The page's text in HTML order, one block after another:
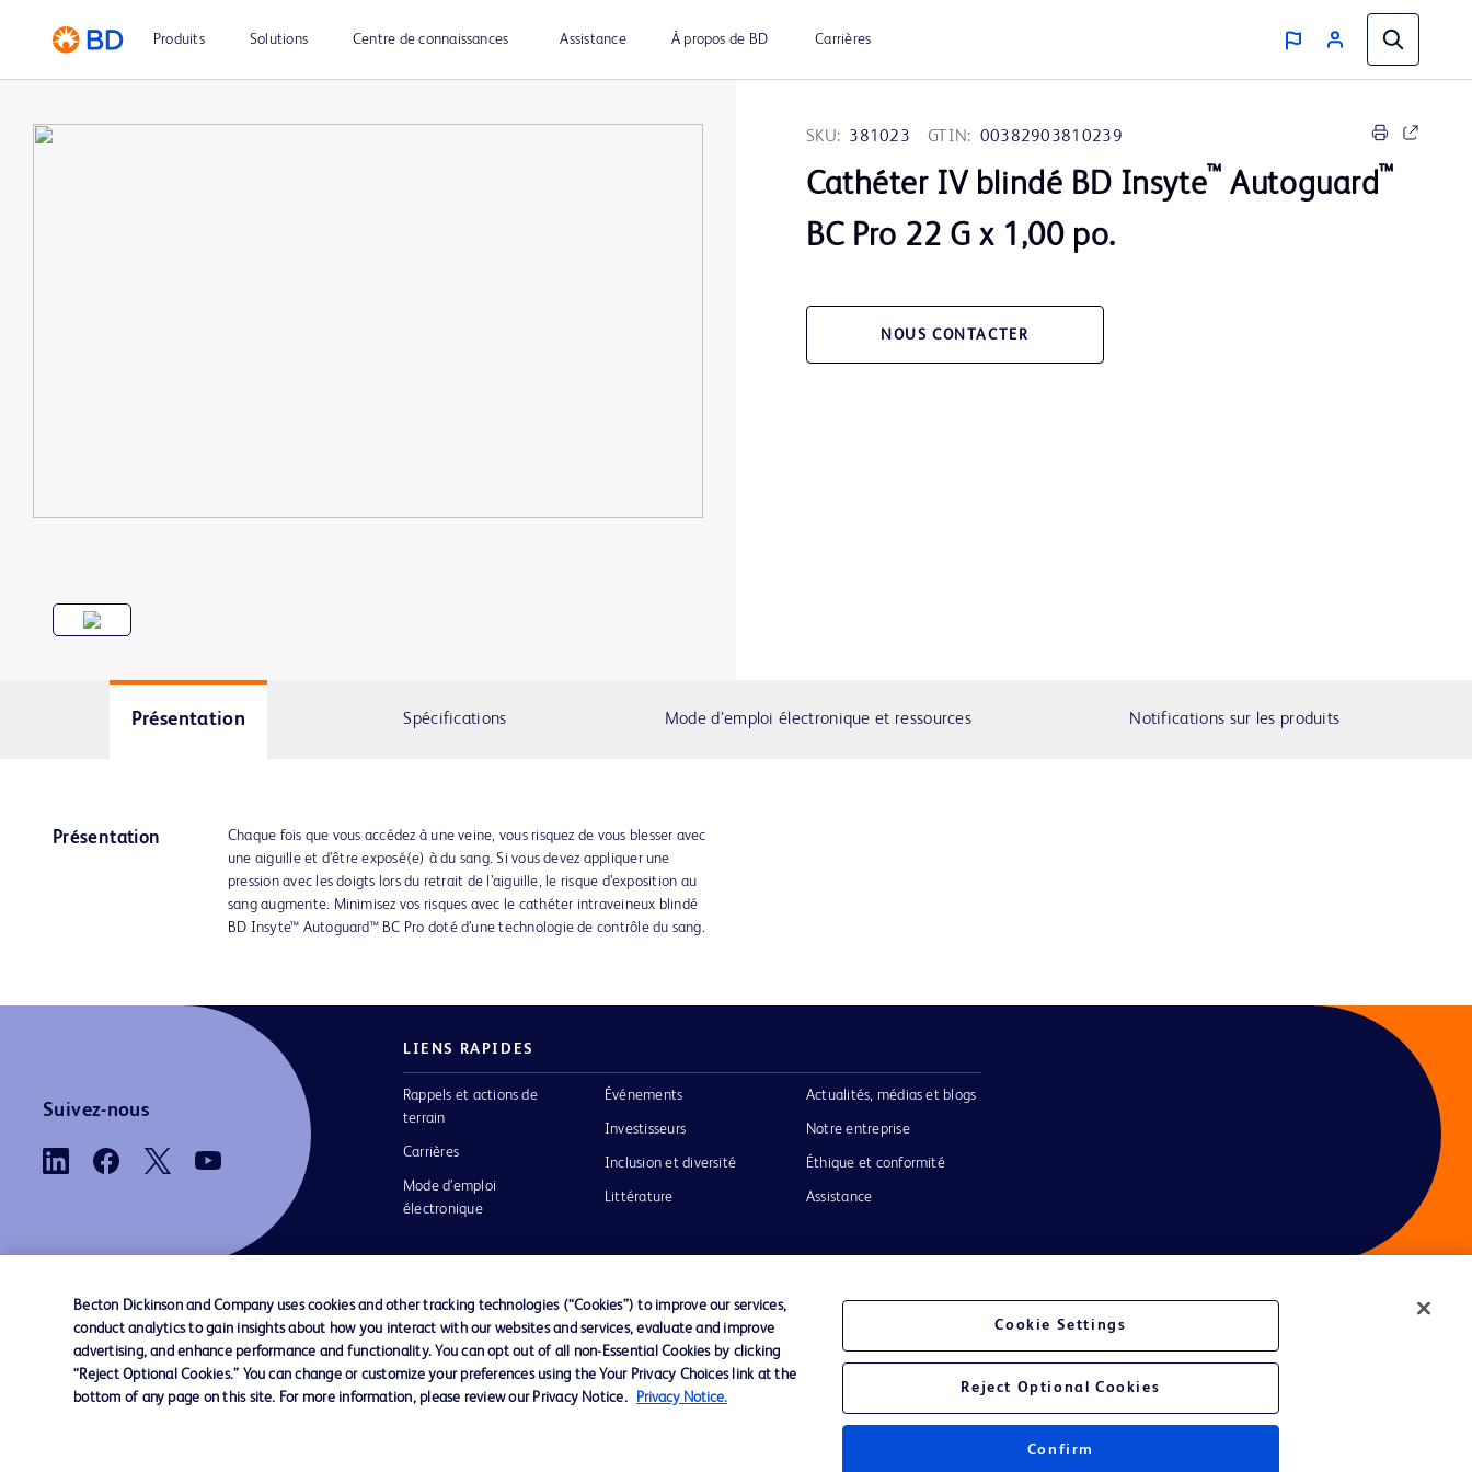
Produits Solutions Centre de connaissances Assistance À propos de BD Carrières
SKU: 381023 GTIN: 00382903810239
Cathéter IV blindé BD Insyte™ Autoguard™
BC Pro 22 G x 1,00 po.
NOUS CONTACTER
Présentation Spécifications Mode d’emploi électronique et ressources Notifications sur les produits
Présentation
Chaque fois que vous accédez à une veine, vous risquez de vous blesser avec
une aiguille et d’être exposé(e) à du sang. Si vous devez appliquer une
pression avec les doigts lors du retrait de l’aiguille, le risque d’exposition au
sang augmente. Minimisez vos risques avec le cathéter intraveineux blindé
BD Insyte™ Autoguard™ BC Pro doté d’une technologie de contrôle du sang.
Suivez-nous
LIENS RAPIDES
Rappels et actions de
terrain
Carrières
Mode d’emploi
électronique
Événements
Investisseurs
Inclusion et diversité
Littérature
Actualités, médias et blogs
Notre entreprise
Éthique et conformité
Assistance
Nous contacter Préférences en matière de cookies Confidentialité Conditions d’utilisation
Becton Dickinson and Company uses cookies and other tracking technologies (“Cookies”) to improve our services,
conduct analytics to gain insights about how you interact with our websites and services, evaluate and improve
advertising, and enhance performance and functionality. You can opt out of all non-Essential Cookies by clicking
“Reject Optional Cookies.” You can change or customize your preferences using the Your Privacy Choices link at the
bottom of any page on this site. For more information, please review our Privacy Notice.
Privacy Notice.
Cookie Settings
Reject Optional Cookies
Confirm